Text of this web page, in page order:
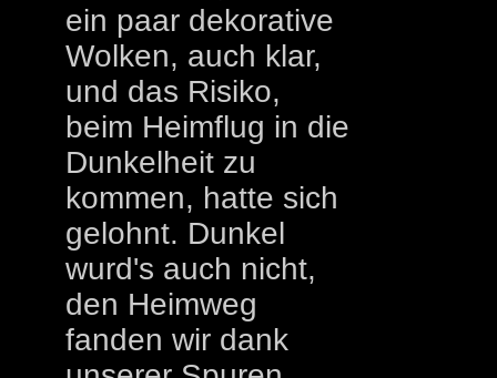
ein paar dekorative
Wolken, auch klar,
und das Risiko,
beim Heimflug in die
Dunkelheit zu
kommen, hatte sich
gelohnt. Dunkel
wurd's auch nicht,
den Heimweg
fanden wir dank